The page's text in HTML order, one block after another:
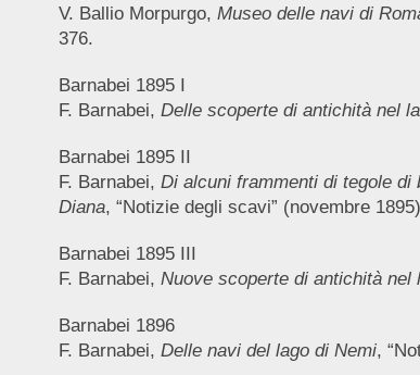
V. Ballio Morpurgo, Museo delle navi di
376.
Barnabei 1895 I
F. Barnabei, Delle scoperte di antichità nel
Barnabei 1895 II
F. Barnabei, Di alcuni frammenti di tegole di
Diana, “Notizie degli scavi” (novembre
Barnabei 1895 III
F. Barnabei, Nuove scoperte di antichità nel
Barnabei 1896
F. Barnabei, Delle navi del lago di Nemi,